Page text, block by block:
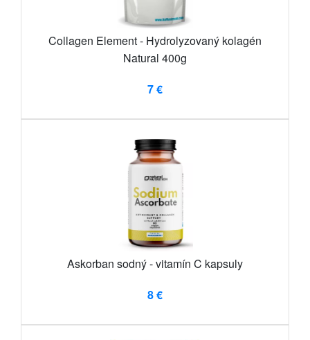
Collagen Element - Hydrolyzovaný kolagén
Natural 400g
7 €
Askorban sodný - vitamín C kapsuly
8 €